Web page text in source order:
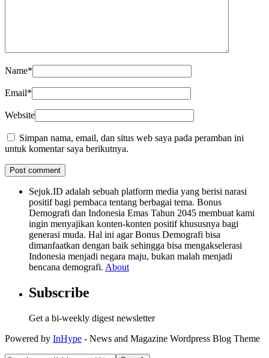
Name*
Email*
Website
Simpan nama, email, dan situs web saya pada peramban ini
untuk komentar saya berikutnya.
Sejuk.ID adalah sebuah platform media yang berisi narasi
positif bagi pembaca tentang berbagai tema. Bonus
Demografi dan Indonesia Emas Tahun 2045 membuat kami
ingin menyajikan konten-konten positif khususnya bagi
generasi muda. Hal ini agar Bonus Demografi bisa
dimanfaatkan dengan baik sehingga bisa mengakselerasi
Indonesia menjadi negara maju, bukan malah menjadi
bencana demografi. About
Subscribe
Get a bi-weekly digest newsletter
Powered by InHype - News and Magazine Wordpress Blog Theme